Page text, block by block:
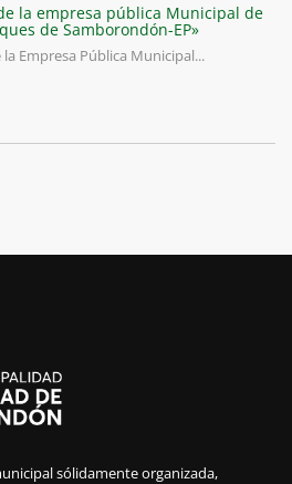
la empresa pública Municipal de
de Samborondón-EP»
Empresa Pública Municipal...
sólidamente organizada,